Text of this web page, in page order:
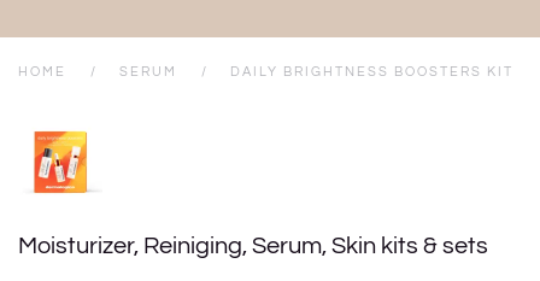
HOME SERUM DAILY BRIGHTNESS BOOSTERS KIT
Moisturizer, Reiniging, Serum, Skin kits & sets